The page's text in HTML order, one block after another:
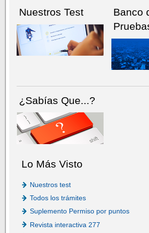
Nuestros Test
Banco
¿Sabías Que...?
Lo Más Visto
Nuestros test
Todos los trámites
Suplemento Permiso por puntos
Revista interactiva 277